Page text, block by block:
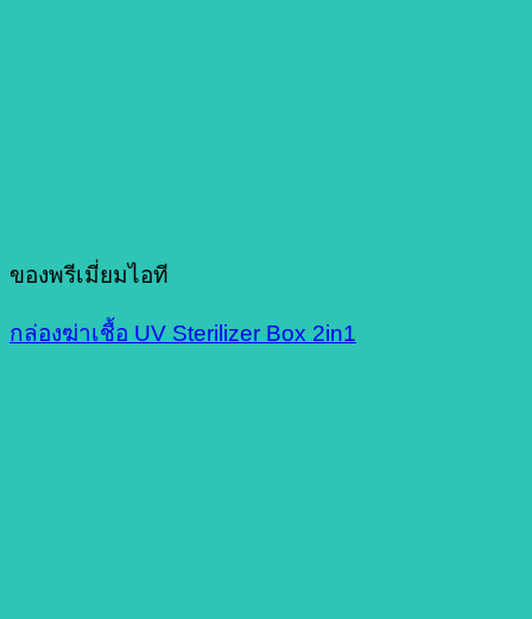
ของพรีเมี่ยมไอที
กล่องฆ่าเชื้อ UV Sterilizer Box 2in1